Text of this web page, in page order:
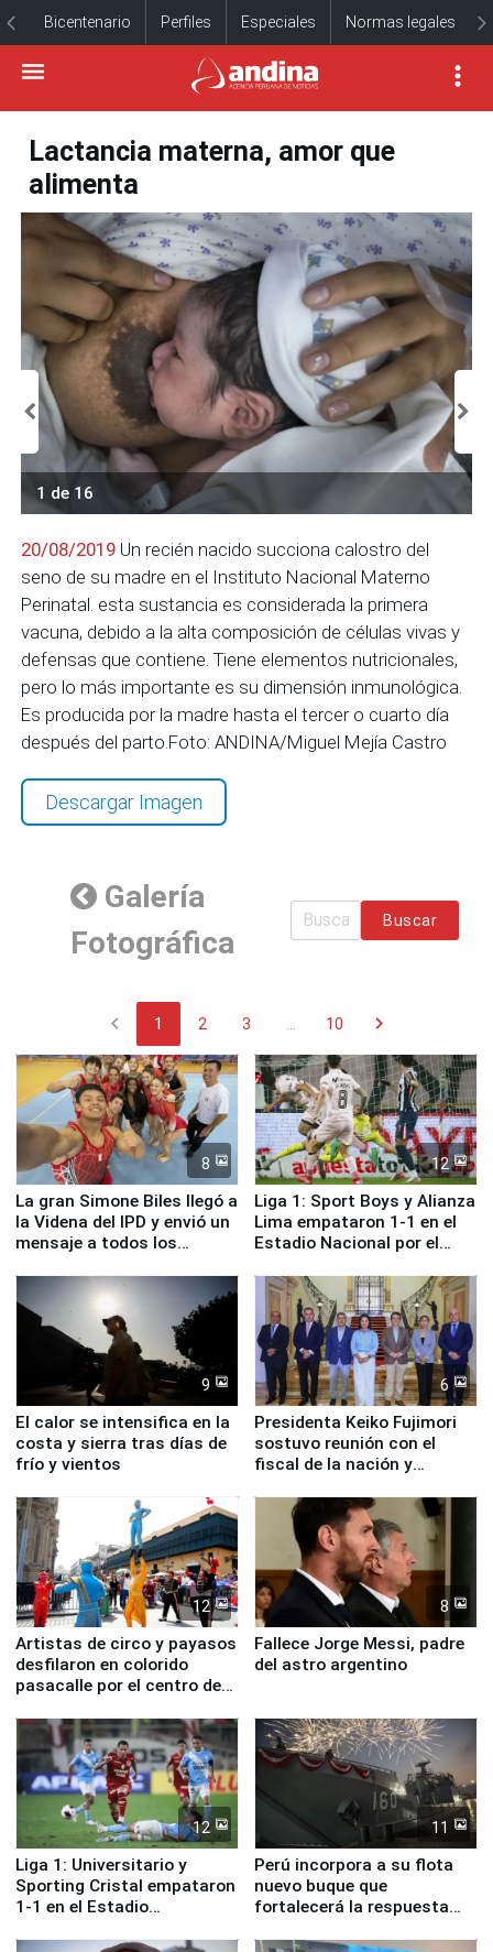
Bicentenario Perfiles Especiales Normas legales
Lactancia materna, amor que
alimenta
1 de 16
20/08/2019 Un recién nacido succiona calostro del
seno de su madre en el Instituto Nacional Materno
Perinatal. esta sustancia es considerada la primera
vacuna, debido a la alta composición de células vivas y
defensas que contiene. Tiene elementos nutricionales,
pero lo más importante es su dimensión inmunológica.
Es producida por la madre hasta el tercer o cuarto día
después del parto.Foto: ANDINA/Miguel Mejía Castro
Descargar Imagen
Galería
Fotográfica
Buscar
chevron_left 1 2 3 10 chevron_right
8
La gran Simone Biles llegó a
la Videna del IPD y envió un
mensaje a todos los
12
Liga 1: Sport Boys y Alianza
Lima empataron 1-1 en el
Estadio Nacional por el
9
El calor se intensifica en la
costa y sierra tras días de
frío y vientos
6
Presidenta Keiko Fujimori
sostuvo reunión con el
fiscal de la nación y
12
Artistas de circo y payasos
desfilaron en colorido
pasacalle por el centro de
8
Fallece Jorge Messi, padre
del astro argentino
12
Liga 1: Universitario y
Sporting Cristal empataron
1-1 en el Estadio
11
Perú incorpora a su flota
nuevo buque que
fortalecerá la respuesta